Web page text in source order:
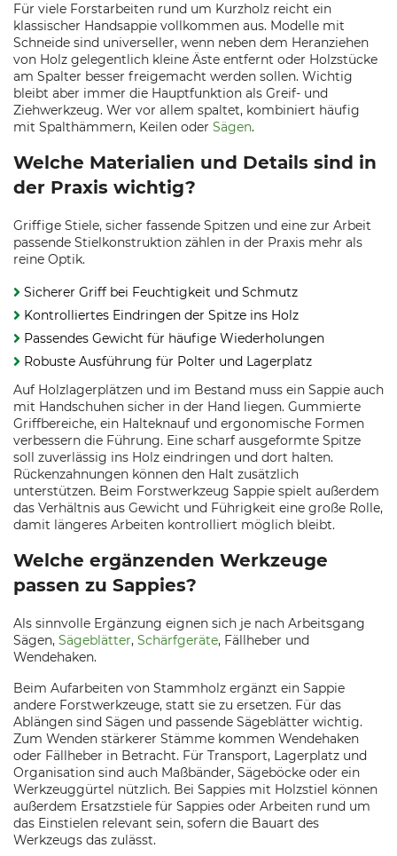
Für viele Forstarbeiten rund um Kurzholz reicht ein
klassischer Handsappie vollkommen aus. Modelle mit
Schneide sind universeller, wenn neben dem Heranziehen
von Holz gelegentlich kleine Äste entfernt oder Holzstücke
am Spalter besser freigemacht werden sollen. Wichtig
bleibt aber immer die Hauptfunktion als Greif- und
Ziehwerkzeug. Wer vor allem spaltet, kombiniert häufig
mit Spalthämmern, Keilen oder Sägen.
Welche Materialien und Details sind in
der Praxis wichtig?
Griffige Stiele, sicher fassende Spitzen und eine zur Arbeit
passende Stielkonstruktion zählen in der Praxis mehr als
reine Optik.
Sicherer Griff bei Feuchtigkeit und Schmutz
Kontrolliertes Eindringen der Spitze ins Holz
Passendes Gewicht für häufige Wiederholungen
Robuste Ausführung für Polter und Lagerplatz
Auf Holzlagerplätzen und im Bestand muss ein Sappie auch
mit Handschuhen sicher in der Hand liegen. Gummierte
Griffbereiche, ein Halteknauf und ergonomische Formen
verbessern die Führung. Eine scharf ausgeformte Spitze
soll zuverlässig ins Holz eindringen und dort halten.
Rückenzahnungen können den Halt zusätzlich
unterstützen. Beim Forstwerkzeug Sappie spielt außerdem
das Verhältnis aus Gewicht und Führigkeit eine große Rolle,
damit längeres Arbeiten kontrolliert möglich bleibt.
Welche ergänzenden Werkzeuge
passen zu Sappies?
Als sinnvolle Ergänzung eignen sich je nach Arbeitsgang
Sägen, Sägeblätter, Schärfgeräte, Fällheber und
Wendehaken.
Beim Aufarbeiten von Stammholz ergänzt ein Sappie
andere Forstwerkzeuge, statt sie zu ersetzen. Für das
Ablängen sind Sägen und passende Sägeblätter wichtig.
Zum Wenden stärkerer Stämme kommen Wendehaken
oder Fällheber in Betracht. Für Transport, Lagerplatz und
Organisation sind auch Maßbänder, Sägeböcke oder ein
Werkzeuggürtel nützlich. Bei Sappies mit Holzstiel können
außerdem Ersatzstiele für Sappies oder Arbeiten rund um
das Einstielen relevant sein, sofern die Bauart des
Werkzeugs das zulässt.